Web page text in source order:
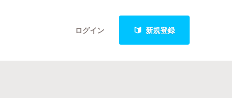
ログイン 新規登録